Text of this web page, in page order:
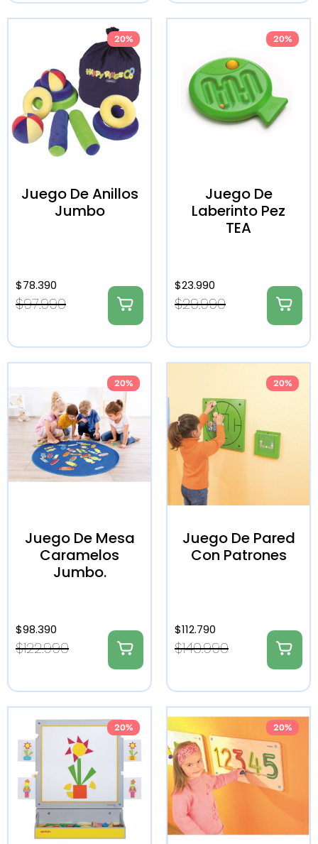
20%
Juego De Anillos
Jumbo
$97.990
$78.390
20%
Juego De
Laberinto Pez
TEA
$29.990
$23.990
20%
Juego De Mesa
Caramelos
Jumbo.
$122.990
$98.390
20%
Juego De Pared
Con Patrones
$140.990
$112.790
20% 20%